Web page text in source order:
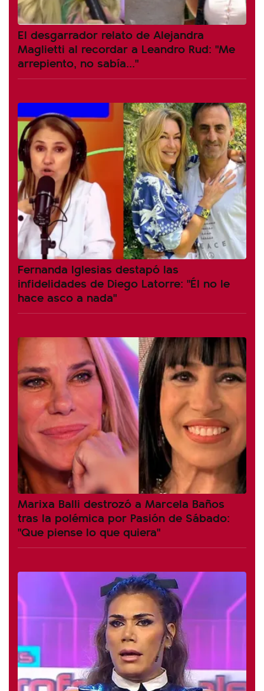
El desgarrador relato de Alejandra
Maglietti al recordar a Leandro Rud: "Me
arrepiento, no sabía..."
Fernanda Iglesias destapó las
infidelidades de Diego Latorre: "Él no le
hace asco a nada"
Marixa Balli destrozó a Marcela Baños
tras la polémica por Pasión de Sábado:
"Que piense lo que quiera"